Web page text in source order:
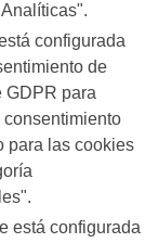
configurada
de
GDPR para
consentimiento
para las cookies
está configurada